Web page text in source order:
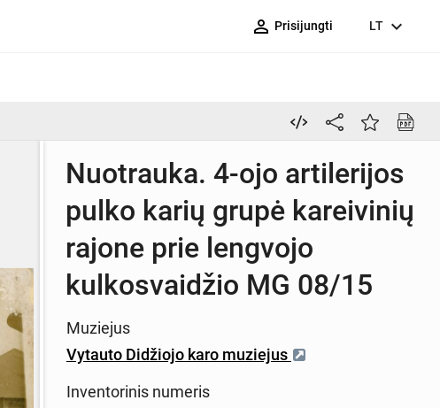
person_outline Prisijungti LT expand_more
Nuotrauka. 4-ojo artilerijos
pulko karių grupė kareivinių
rajone prie lengvojo
kulkosvaidžio MG 08/15
Muziejus
Vytauto Didžiojo karo muziejus
Inventorinis numeris